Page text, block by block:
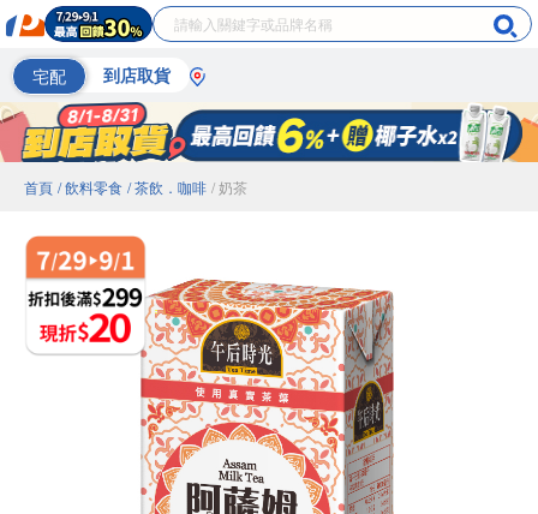
宅配 到店取貨
首頁 / 飲料零食 / 茶飲．咖啡 / 奶茶